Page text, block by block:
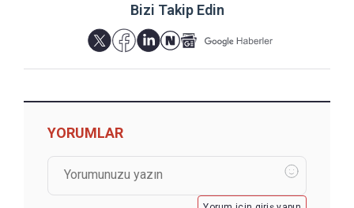
Bizi Takip Edin
YORUMLAR